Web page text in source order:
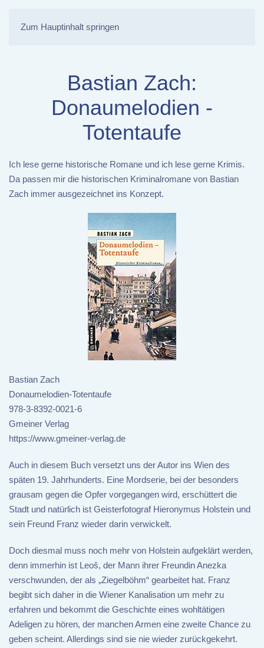
Zum Hauptinhalt springen
Bastian Zach:
Donaumelodien -
Totentaufe
Ich lese gerne historische Romane und ich lese gerne Krimis.
Da passen mir die historischen Kriminalromane von Bastian
Zach immer ausgezeichnet ins Konzept.
Bastian Zach
Donaumelodien-Totentaufe
978-3-8392-0021-6
Gmeiner Verlag
https://www.gmeiner-verlag.de
Auch in diesem Buch versetzt uns der Autor ins Wien des
späten 19. Jahrhunderts. Eine Mordserie, bei der besonders
grausam gegen die Opfer vorgegangen wird, erschüttert die
Stadt und natürlich ist Geisterfotograf Hieronymus Holstein und
sein Freund Franz wieder darin verwickelt.
Doch diesmal muss noch mehr von Holstein aufgeklärt werden,
denn immerhin ist Leoš, der Mann ihrer Freundin Anezka
verschwunden, der als „Ziegelböhm“ gearbeitet hat. Franz
begibt sich daher in die Wiener Kanalisation um mehr zu
erfahren und bekommt die Geschichte eines wohltätigen
Adeligen zu hören, der manchen Armen eine zweite Chance zu
geben scheint. Allerdings sind sie nie wieder zurückgekehrt.